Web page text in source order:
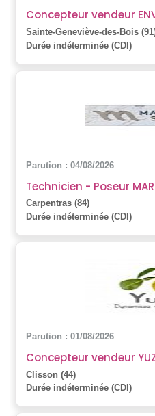
Concepteur vendeur
Sainte-Geneviève-des-Bois
Durée indéterminée (CDI)
Parution : 04/08/2026
Technicien - Poseur
Carpentras (84)
Durée indéterminée (CDI)
Parution : 01/08/2026
Concepteur vendeur
Clisson (44)
Durée indéterminée (CDI)